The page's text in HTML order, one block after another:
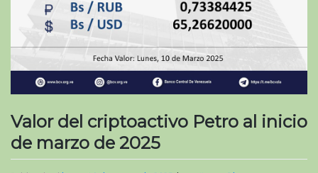
Valor del criptoactivo Petro al inicio
de marzo de 2025